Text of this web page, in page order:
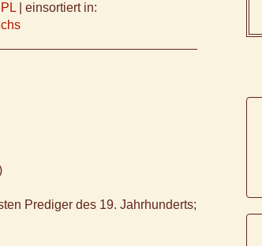
PL
einsortiert in:
Prediger des 19. Jahrhunderts;